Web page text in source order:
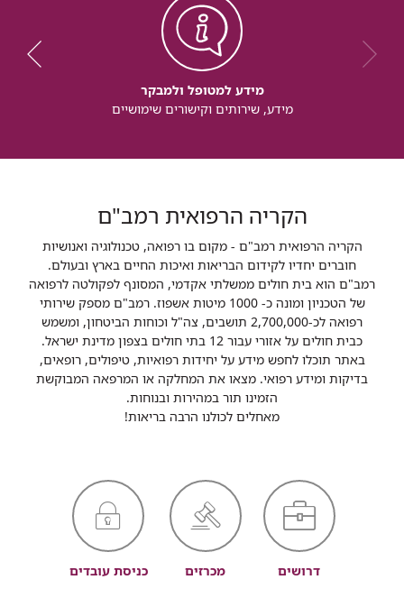
מידע למטופל ולמבקר
מידע, שירותים וקישורים שימושיים
הקריה הרפואית רמב"ם
הקריה הרפואית רמב"ם - מקום בו רפואה, טכנולוגיה ואנושיות
חוברים יחדיו לקידום הבריאות ואיכות החיים בארץ ובעולם.
רמב"ם הוא בית חולים ממשלתי אקדמי, המסונף לפקולטה לרפואה
של הטכניון ומונה כ- 1000 מיטות אשפוז. רמב"ם מספק שירותי
רפואה לכ-2,700,000 תושבים, צה"ל וכוחות הביטחון, ומשמש
כבית חולים על אזורי עבור 12 בתי חולים בצפון מדינת ישראל.
באתר תוכלו לחפש מידע על יחידות רפואיות, טיפולים, רופאים,
בדיקות ומידע רפואי. מצאו את המחלקה או המרפאה המבוקשת
הזמינו תור במהירות ובנוחות.
מאחלים לכולנו הרבה בריאות!
דרושים מכרזים כניסת עובדים